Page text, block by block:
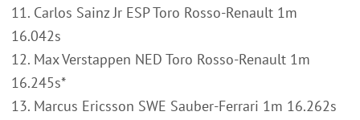
11. Carlos Sainz Jr ESP Toro Rosso-Renault 1m
16.042s
12. Max Verstappen NED Toro Rosso-Renault 1m
16.245s*
13. Marcus Ericsson SWE Sauber-Ferrari 1m 16.262s